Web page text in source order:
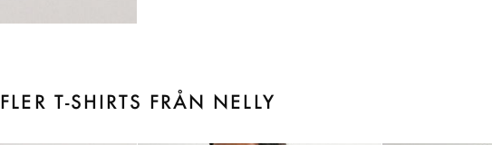
FLER T-SHIRTS FRÅN NELLY